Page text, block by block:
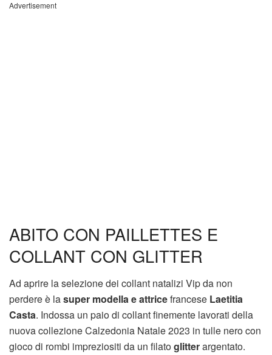
Advertisement
ABITO CON PAILLETTES E
COLLANT CON GLITTER
Ad aprire la selezione dei collant natalizi Vip da non
perdere è lasuper modella e attricefrancese Laetitia
Casta. Indossa un paio di collant finemente lavorati della
nuova collezione Calzedonia Natale 2023 in tulle nero con
gioco di rombi impreziositi da un filatoglitterargentato.